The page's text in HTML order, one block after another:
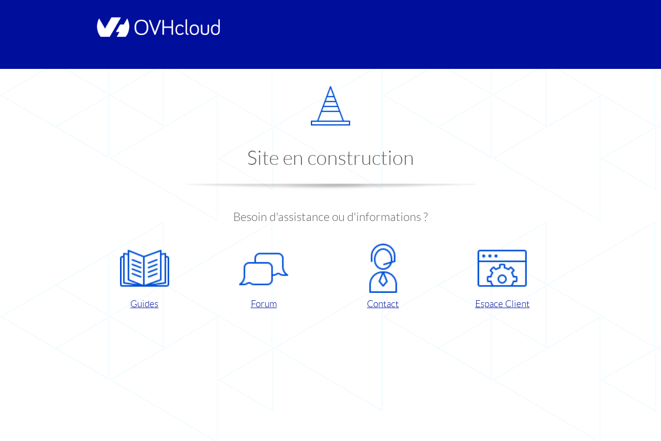
Site en construction
Besoin d'assistance ou d'informations ?
Guides Forum Contact Espace Client